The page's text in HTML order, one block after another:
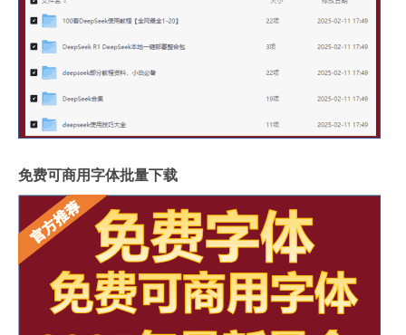
免费可商用字体批量下载